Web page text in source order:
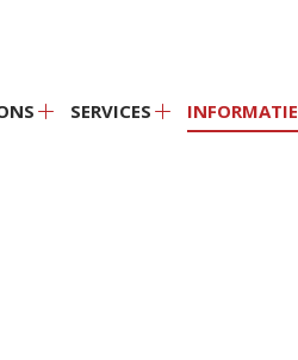
SERVICES
Services
INFORMATIE